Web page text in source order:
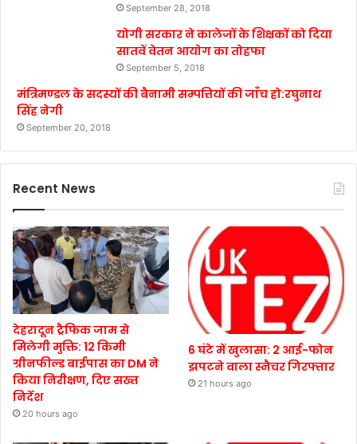
September 28, 2018
योगी सरकार ने कालेजों के शिक्षकों को दिया
सातवें वेतन आयोग का तोहफा
September 5, 2018
मंत्रिमण्डल के सदस्यों की बैनामी सम्पत्तियों की जाँच हो:रघुनाथ
सिंह नेगी
September 20, 2018
Recent News
देहरादून ट्रैफिक जाम से
मिलेगी मुक्ति: 12 किमी
ग्रीनफील्ड बाईपास का DM ने
किया निरीक्षण, दिए सख्त
निर्देश
20 hours ago
6 घंटे में खुलासा: 2 आई-फोन
झपटने वाला स्नैचर गिरफ्तार
21 hours ago